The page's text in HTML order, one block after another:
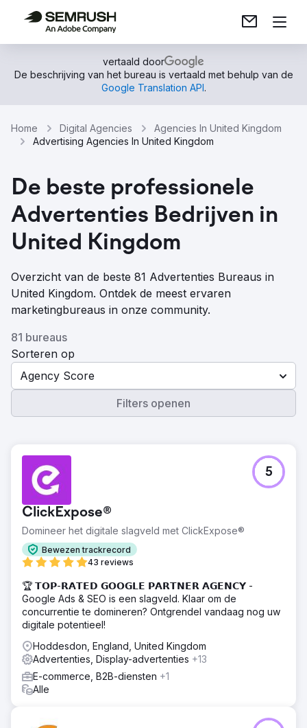
vertaald door
De beschrijving van het bureau is vertaald met behulp van de
Google Translation API.
Home Digital Agencies
Agencies In United Kingdom
Advertising Agencies In United Kingdom
De beste professionele
Advertenties Bedrijven in
United Kingdom
Overzicht van de beste 81 Advertenties Bureaus in
United Kingdom. Ontdek de meest ervaren
marketingbureaus in onze community.
81 bureaus
Sorteren op
Agency Score
Filters openen
ClickExpose®
Domineer het digitale slagveld met ClickExpose®
Bewezen trackrecord
43 reviews
5
🏆 𝗧𝗢𝗣-𝗥𝗔𝗧𝗘𝗗 𝗚𝗢𝗢𝗚𝗟𝗘 𝗣𝗔𝗥𝗧𝗡𝗘𝗥 𝗔𝗚𝗘𝗡𝗖𝗬 -
Google Ads & SEO is een slagveld. Klaar om de
concurrentie te domineren? Ontgrendel vandaag nog uw
digitale potentieel!
Hoddesdon, England, United Kingdom
Advertenties, Display-advertenties +13
E-commerce, B2B-diensten +1
Alle